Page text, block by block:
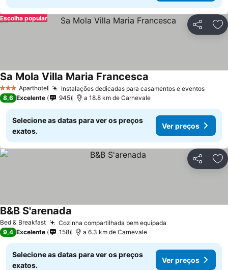
Partilhar
Escolha popular
3 EstrelasAparthotel Instalações dedicadas para casamentos e eventos
Sa Mola Villa Maria Francesca
8,6 Excelente 945 a 18.8 km de Carnevale
Selecione as datas para ver os preços
exatos.
Ver preços
Partilhar
Bed & Breakfast Cozinha compartilhada bem equipada
B&B S'arenada
9,4 Excelente 158 a 6.3 km de Carnevale
Selecione as datas para ver os preços
exatos.
Ver preços